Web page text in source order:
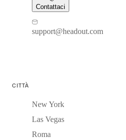
Contattaci
support@headout.com
CITTÀ
New York
Las Vegas
Roma